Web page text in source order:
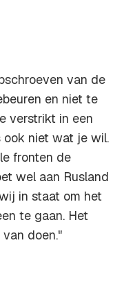
van de
en niet te
verstrikt in een
ook niet wat je wil.
fronten de
wel aan Rusland
in staat om het
te gaan. Het
doen."